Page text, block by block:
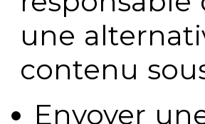
une
contenu
Envoyer